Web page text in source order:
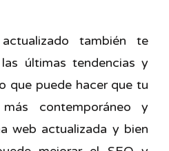
también te
últimas tendencias y
que puede hacer que tu
contemporáneo y
web actualizada y bien